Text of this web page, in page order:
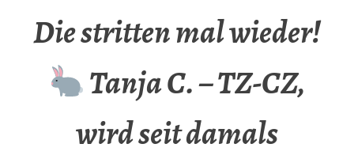
Die stritten mal wieder!
Tanja C. – TZ-CZ,
wird seit damals